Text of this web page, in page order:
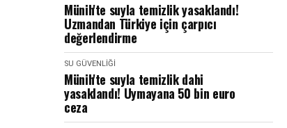
Münih'te suyla temizlik yasaklandı!
Uzmandan Türkiye için çarpıcı
değerlendirme
SU GÜVENLIĞI
Münih'te suyla temizlik dahi
yasaklandı! Uymayana 50 bin euro
ceza